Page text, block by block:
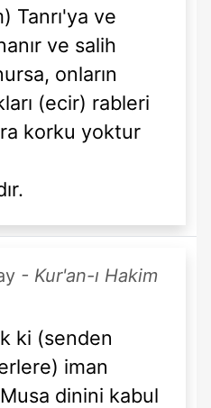
Tanrı'ya ve
ve salih
onların
(ecir) rableri
korku yoktur
- Kur'an-ı Hakim
ki (senden
iman
dinini kabul